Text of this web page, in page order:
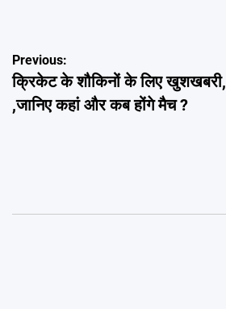
Post
navigation
Previous:
क्रिकेट के शौकिनों के लिए
,जानिए कहां और कब होंगे मैच ?